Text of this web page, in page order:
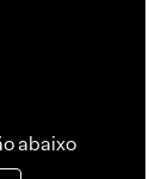
abaixo